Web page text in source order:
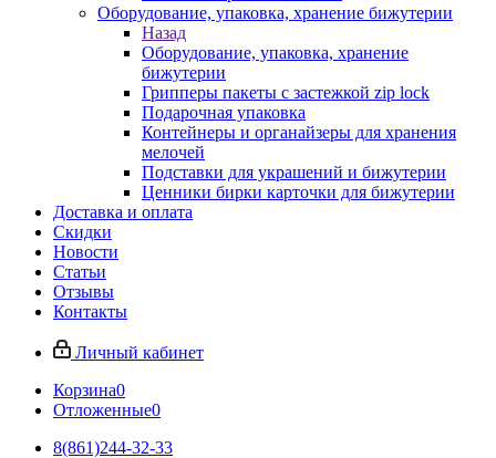
Оборудование, упаковка, хранение бижутерии
Назад
Оборудование, упаковка, хранение
бижутерии
Грипперы пакеты с застежкой zip lock
Подарочная упаковка
Контейнеры и органайзеры для хранения
мелочей
Подставки для украшений и бижутерии
Ценники бирки карточки для бижутерии
Доставка и оплата
Скидки
Новости
Статьи
Отзывы
Контакты
Личный кабинет
Корзина0
Отложенные0
8(861)244-32-33